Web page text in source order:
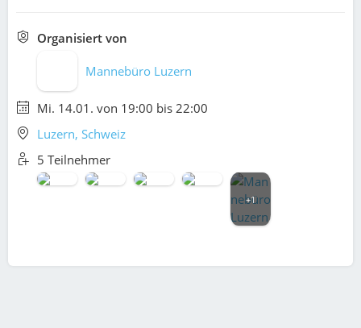
Organisiert von
Mannebüro Luzern
Mi. 14.01. von 19:00 bis 22:00
Luzern, Schweiz
5 Teilnehmer
+1